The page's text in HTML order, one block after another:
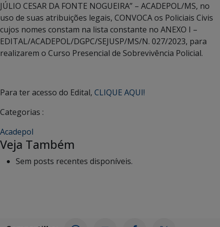
JÚLIO CESAR DA FONTE NOGUEIRA” – ACADEPOL/MS, no
uso de suas atribuições legais, CONVOCA os Policiais Civis
cujos nomes constam na lista constante no ANEXO I –
EDITAL/ACADEPOL/DGPC/SEJUSP/MS/N. 027/2023, para
realizarem o Curso Presencial de Sobrevivência Policial.
Para ter acesso do Edital, CLIQUE AQUI!
Categorias :
Acadepol
Veja Também
Sem posts recentes disponíveis.